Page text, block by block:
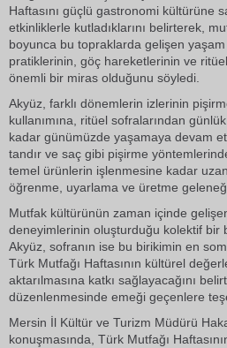
Haftasını güçlü gastronomi kültürüne
etkinliklerle kutladıklarını belirterek,
boyunca bu topraklarda gelişen
pratiklerinin, göç hareketlerinin ve
önemli bir miras olduğunu söyledi.
Akyüz, farklı dönemlerin izlerinin
kullanımına, ritüel sofralarından
kadar günümüzde yaşamaya devam
tandır ve saç gibi pişirme
temel ürünlerin işlenmesine kadar
öğrenme, uyarlama ve üretme
Mutfak kültürünün zaman içinde
deneyimlerinin oluşturduğu kolektif bir
Akyüz, sofranın ise bu birikimin en
Türk Mutfağı Haftasının kültürel
aktarılmasına katkı sağlayacağını
düzenlenmesinde emeği geçenlere
Mersin İl Kültür ve Turizm Müdürü
konuşmasında, Türk Mutfağı